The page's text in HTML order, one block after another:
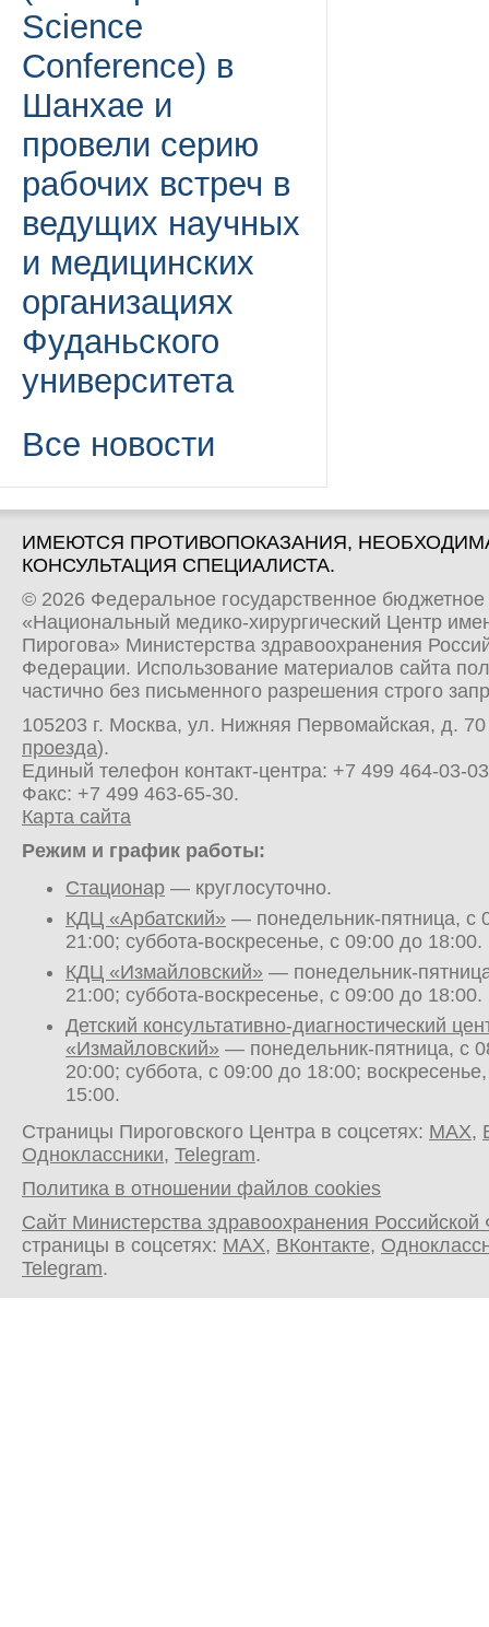
Science
Conference) в
Шанхае и
провели серию
рабочих встреч в
ведущих научных
и медицинских
организациях
Фуданьского
университета
Все новости
ИМЕЮТСЯ ПРОТИВОПОКАЗАНИЯ,
КОНСУЛЬТАЦИЯ СПЕЦИАЛИСТА.
© 2026 Федеральное государственное
«Национальный медико-хирургический Центр
Пирогова» Министерства здравоохранения
Федерации. Использование материалов сайта
частично без письменного разрешения строго
105203 г. Москва, ул. Нижняя Первомайская, д.
проезда).
Единый телефон контакт-центра: +7 499 464-03-03
Факс: +7 499 463-65-30.
Карта сайта
Режим и график работы:
Стационар — круглосуточно.
КДЦ «Арбатский» — понедельник-пятница, с
21:00; суббота-воскресенье, с 09:00 до 18:00.
КДЦ «Измайловский» — понедельник-
21:00; суббота-воскресенье, с 09:00 до 18:00.
Детский консультативно-диагностический
«Измайловский» — понедельник-пятница, с
20:00; суббота, с 09:00 до 18:00;
15:00.
Страницы Пироговского Центра в соцсетях: MAX,
Одноклассники, Telegram.
Политика в отношении файлов cookies
Сайт Министерства здравоохранения
страницы в соцсетях: MAX, ВКонтакте,
Telegram.